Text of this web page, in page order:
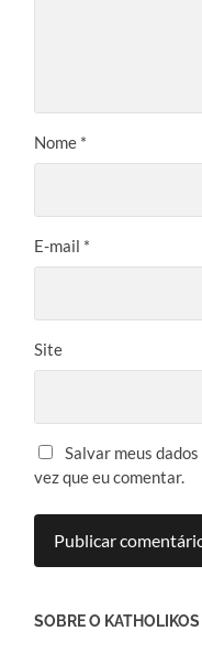
Nome *
E-mail *
Site
Salvar meus
vez que eu comentar.
SOBRE O KATHOLIKOS